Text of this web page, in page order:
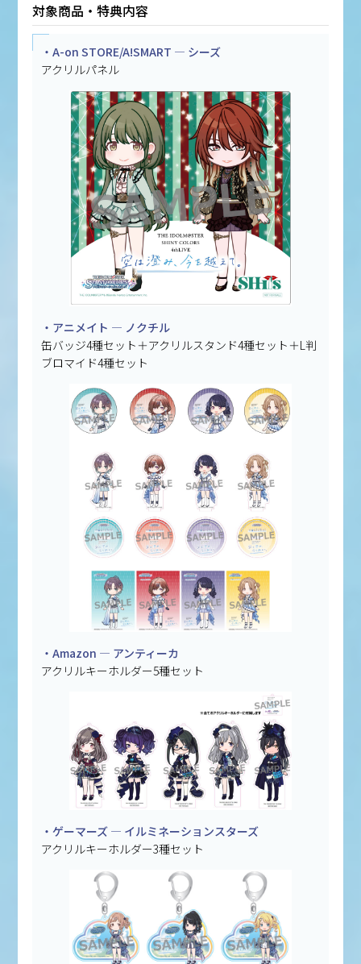
対象商品・特典内容
・A-on STORE/A!SMART — シーズ
アクリルパネル
・アニメイト — ノクチル
缶バッジ4種セット＋アクリルスタンド4種セット＋L判
ブロマイド4種セット
・Amazon — アンティーカ
アクリルキーホルダー5種セット
・ゲーマーズ — イルミネーションスターズ
アクリルキーホルダー3種セット